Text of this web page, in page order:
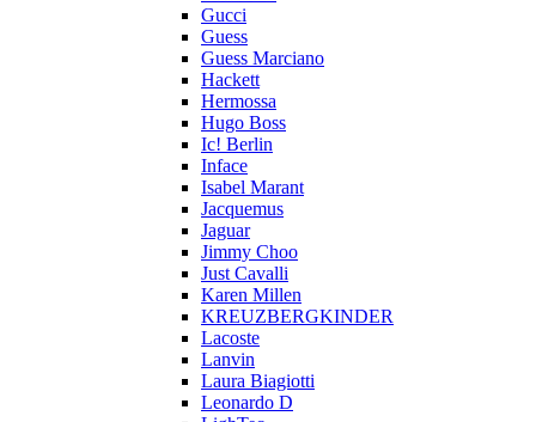
Gucci
Guess
Guess Marciano
Hackett
Hermossa
Hugo Boss
Ic! Berlin
Inface
Isabel Marant
Jacquemus
Jaguar
Jimmy Choo
Just Cavalli
Karen Millen
KREUZBERGKINDER
Lacoste
Lanvin
Laura Biagiotti
Leonardo D